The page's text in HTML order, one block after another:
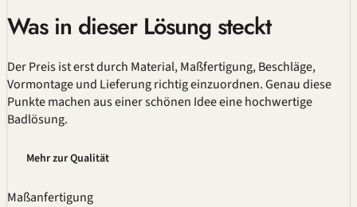
Was in dieser Lösung steckt
Der Preis ist erst durch Material,Maßfertigung, Beschläge,
Vormontage und Lieferung richtig einzuordnen. Genau diese
Punkte machen aus einer schönen Idee eine hochwertige
Badlösung.
Mehr zur Qualität
Maßanfertigung